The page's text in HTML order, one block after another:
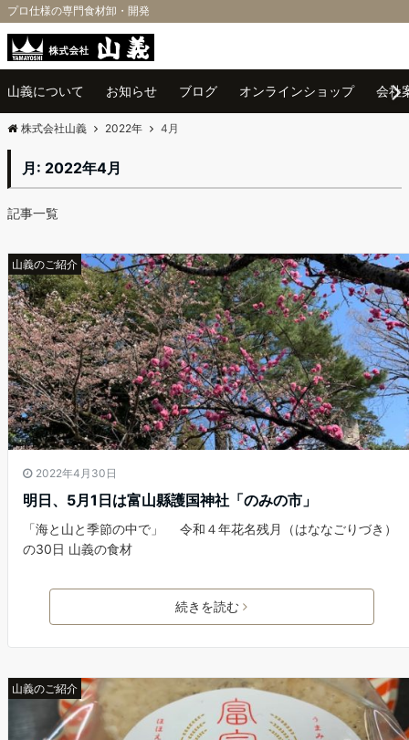
プロ仕様の専門食材卸・開発
山義について お知らせ ブログ オンラインショップ 会社
株式会社山義 2022年 4月
月: 2022年4月
記事一覧
山義のご紹介
2022年4月30日
明日、5月1日は富山縣護国神社「のみの市」
「海と山と季節の中で」 令和４年花名残月（はななごりづき）
の30日 山義の食材
続きを読む
山義のご紹介